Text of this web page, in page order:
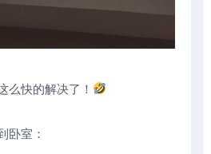
么快的解决了！
卧室：